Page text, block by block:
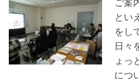
ご案
とい
をし
日々
ょっ
につ